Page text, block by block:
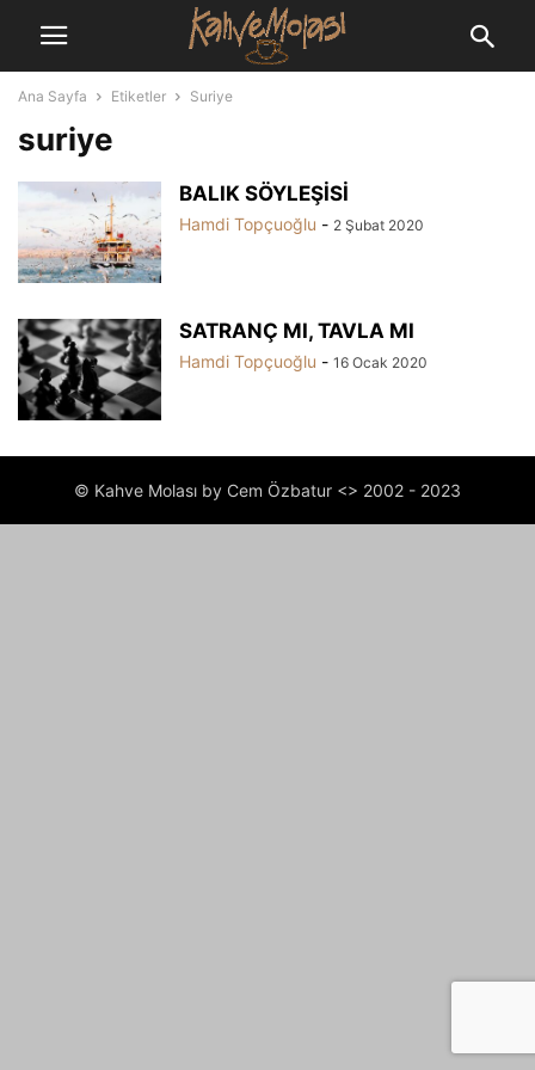
Ana Sayfa Etiketler Suriye
suriye
BALIK SÖYLEŞİSİ
Hamdi Topçuoğlu - 2 Şubat 2020
SATRANÇ MI, TAVLA MI
Hamdi Topçuoğlu - 16 Ocak 2020
© Kahve Molası by Cem Özbatur <> 2002 - 2023